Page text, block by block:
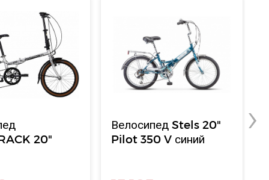
20"
Велосипед Stels 20"
Pilot 350 V синий
›